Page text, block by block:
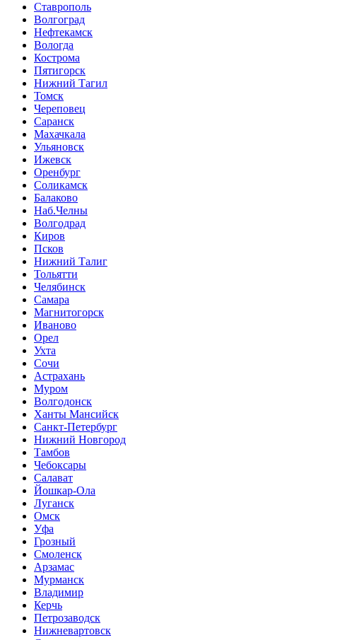
Ставрополь
Волгоград
Нефтекамск
Вологда
Кострома
Пятигорск
Нижний Тагил
Томск
Череповец
Саранск
Махачкала
Ульяновск
Ижевск
Оренбург
Соликамск
Балаково
Наб.Челны
Волгодрад
Киров
Псков
Нижний Талиг
Тольятти
Челябинск
Самара
Магнитогорск
Иваново
Орел
Ухта
Сочи
Астрахань
Муром
Волгодонск
Ханты Мансийск
Санкт-Петербург
Нижний Новгород
Тамбов
Чебоксары
Салават
Йошкар-Ола
Луганск
Омск
Уфа
Грозный
Смоленск
Арзамас
Мурманск
Владимир
Керчь
Петрозаводск
Нижневартовск